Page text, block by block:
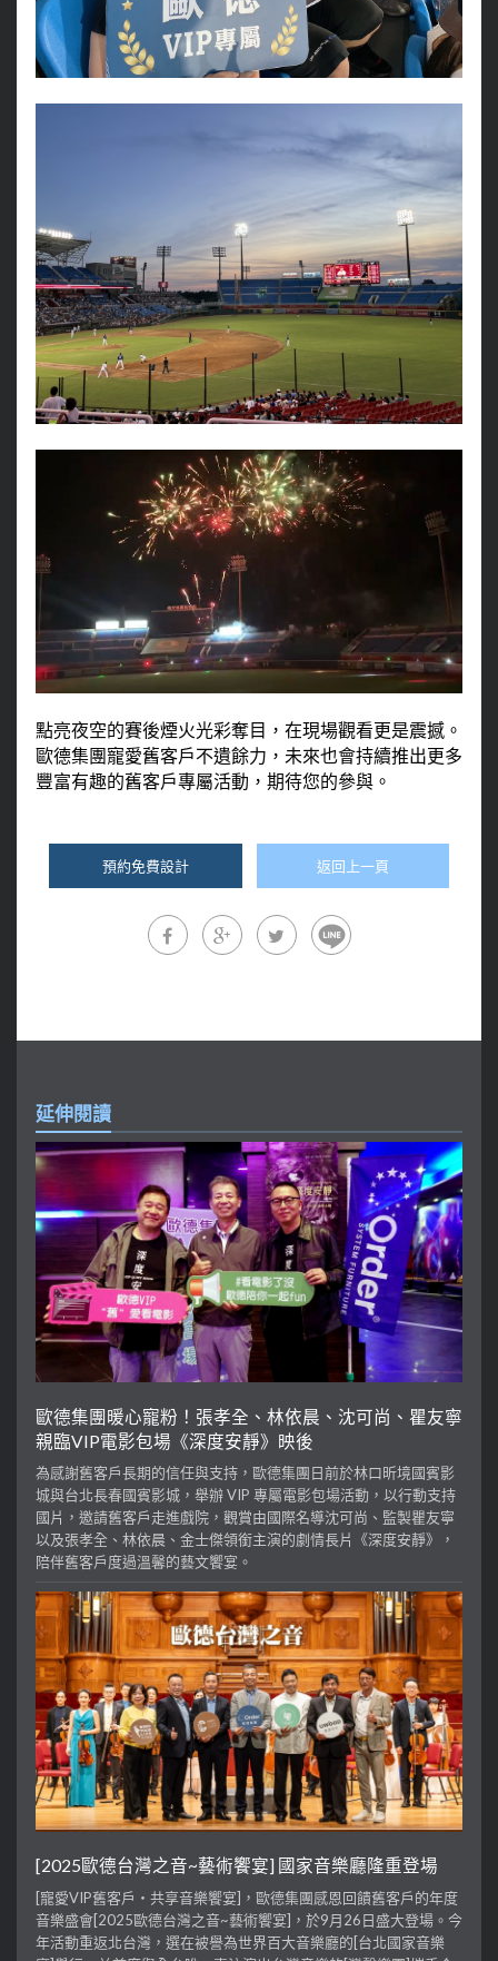
點亮夜空的賽後煙火光彩奪目，在現場觀看更是震撼。
歐德集團寵愛舊客戶不遺餘力，未來也會持續推出更多
豐富有趣的舊客戶專屬活動，期待您的參與。
預約免費設計 返回上一頁
延伸閱讀
歐德集團暖心寵粉！張孝全、林依晨、沈可尚、瞿友寧
親臨VIP電影包場《深度安靜》映後
為感謝舊客戶長期的信任與支持，歐德集團日前於林口昕境國賓影
城與台北長春國賓影城，舉辦 VIP 專屬電影包場活動，以行動支持
國片，邀請舊客戶走進戲院，觀賞由國際名導沈可尚、監製瞿友寧
以及張孝全、林依晨、金士傑領銜主演的劇情長片《深度安靜》，
陪伴舊客戶度過溫馨的藝文饗宴。
[2025歐德台灣之音~藝術饗宴] 國家音樂廳隆重登場
[寵愛VIP舊客戶・共享音樂饗宴]，歐德集團感恩回饋舊客戶的年度
音樂盛會[2025歐德台灣之音~藝術饗宴]，於9月26日盛大登場。今
年活動重返北台灣，選在被譽為世界百大音樂廳的[台北國家音樂